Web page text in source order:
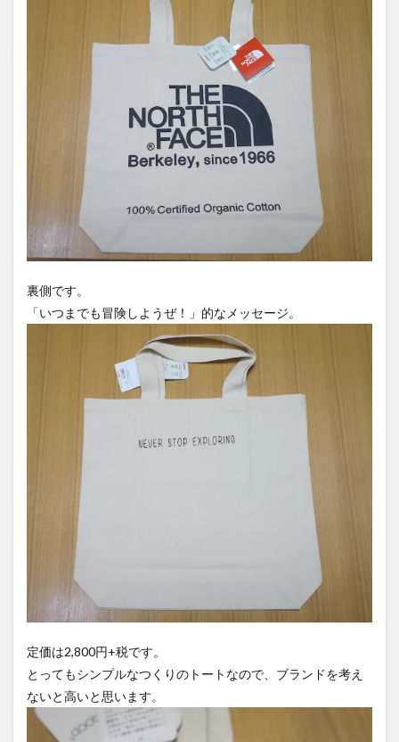
裏側です。
「いつまでも冒険しようぜ！」的なメッセージ。
定価は2,800円+税です。
とってもシンプルなつくりのトートなので、ブランドを考え
ないと高いと思います。